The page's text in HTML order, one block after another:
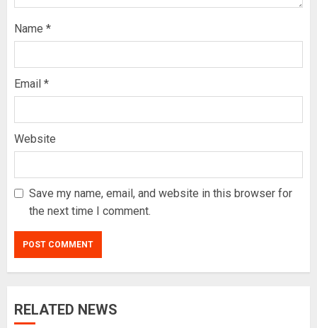
Name *
Email *
Website
Save my name, email, and website in this browser for
the next time I comment.
RELATED NEWS